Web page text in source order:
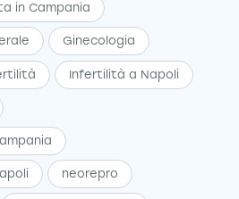
in Campania
Ginecologia
Infertilità a Napoli
neorepro